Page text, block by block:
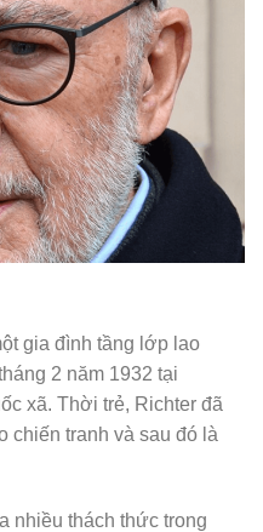
gia đình tầng lớp lao
2 năm 1932 tại
xã. Thời trẻ, Richter đã
chiến tranh và sau đó là
nhiều thách thức trong